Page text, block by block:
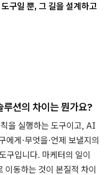
구일 뿐, 그 길을 설계하고
션의 차이는 뭔가요?
을 실행하는 도구이고, AI
에게·무엇을·언제 보낼지의
구입니다. 마케터의 일이
동하는 것이 본질적 차이